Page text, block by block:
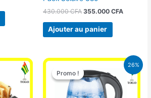
430.000CFA 355.000 CFA
Ajouter au panier
26%
Promo !
Promo !
Le
prix
initial
16.900 CFA.
Le
prix
actuel
est :
12.500 CFA.